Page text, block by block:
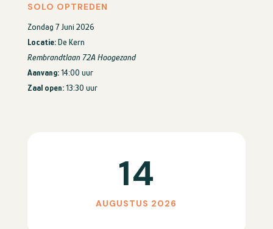
SOLO OPTREDEN
Zondag 7 Juni 2026
Locatie:De Kern
Rembrandtlaan 72A Hoogezand
Aanvang:14:00 uur
Zaal open:13:30 uur
14
AUGUSTUS 2026